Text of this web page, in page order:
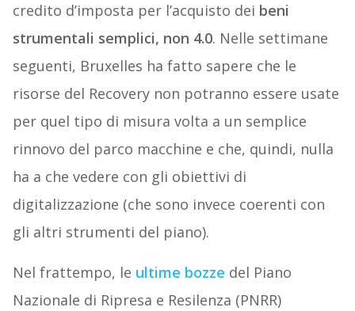
credito d’imposta per l’acquisto dei beni
strumentali semplici, non 4.0. Nelle settimane
seguenti, Bruxelles ha fatto sapere che le
risorse del Recovery non potranno essere usate
per quel tipo di misura volta a un semplice
rinnovo del parco macchine e che, quindi, nulla
ha a che vedere con gli obiettivi di
digitalizzazione (che sono invece coerenti con
gli altri strumenti del piano).
Nel frattempo, le ultime bozze del Piano
Nazionale di Ripresa e Resilenza (PNRR)